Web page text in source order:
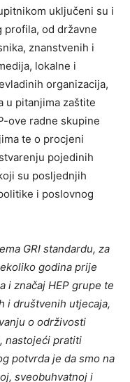
uključeni su i
profila, od državne
znanstvenih i
lokalne i
organizacija,
u pitanjima zaštite
ove radne skupine
te o procjeni
pojedinih
su posljednjih
i poslovnog
GRI standardu, za
godina prije
i značaj HEP grupe te
i društvenih utjecaja,
o održivosti
nastojeći pratiti
potvrda je da smo na
sveobuhvatnoj i